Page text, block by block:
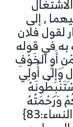
, إلى
لقول فلان
به في قوله
أَوِ الخَوْفِ
وَإِلَى أُولِي
وَرَحْمَتُهُ
لَاتَّبَعْتُمُ الشَّيْطَانَ إِلَّا قَلِيلًا] {النساء:83}